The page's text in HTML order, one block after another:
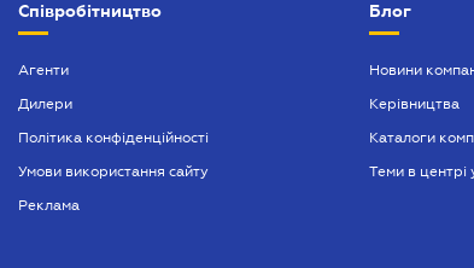
БІЗНЕС
БУХГАЛТЕР ПРОФ
Співробітництво
Агенти
Дилери
Політика конфіденційності
Умови використання сайту
Реклама
Блог
Новини
Керівництва
Каталоги
Теми в центрі